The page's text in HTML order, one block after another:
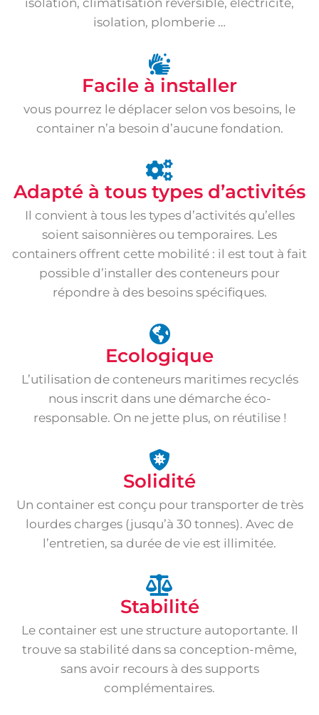
isolation, climatisation réversible, électricité,
isolation, plomberie …
Facile à installer
vous pourrez le déplacer selon vos besoins, le
container n’a besoin d’aucune fondation.
Adapté à tous types d’activités
Il convient à tous les types d’activités qu’elles
soient saisonnières ou temporaires. Les
containers offrent cette mobilité : il est tout à fait
possible d’installer des conteneurs pour
répondre à des besoins spécifiques.
Ecologique
L’utilisation de conteneurs maritimes recyclés
nous inscrit dans une démarche éco-
responsable. On ne jette plus, on réutilise !
Solidité
Un container est conçu pour transporter de très
lourdes charges (jusqu’à 30 tonnes). Avec de
l’entretien, sa durée de vie est illimitée.
Stabilité
Le container est une structure autoportante. Il
trouve sa stabilité dans sa conception-même,
sans avoir recours à des supports
complémentaires.